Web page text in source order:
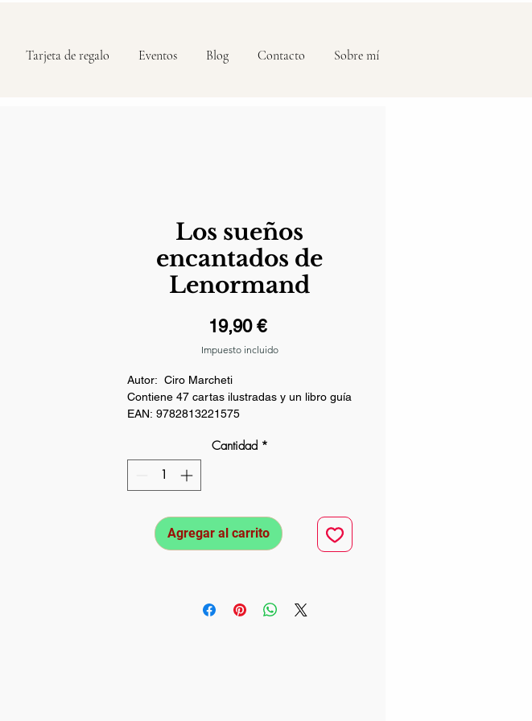
Tarjeta de regalo Eventos Blog Contacto Sobre mí
Los sueños
encantados de
Lenormand
19,90 €Precio
Impuesto incluido
Autor: Ciro Marcheti
Contiene 47 cartas ilustradas y un libro guía
EAN: 9782813221575
Cantidad *
Agregar al carrito